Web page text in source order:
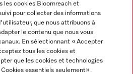
les cookies Bloomreach et
pour collecter des informations
que nous attribuons à
le contenu que nous vous
En sélectionnant « Accepter
tous les cookies et
que les cookies et technologies
essentiels seulement».